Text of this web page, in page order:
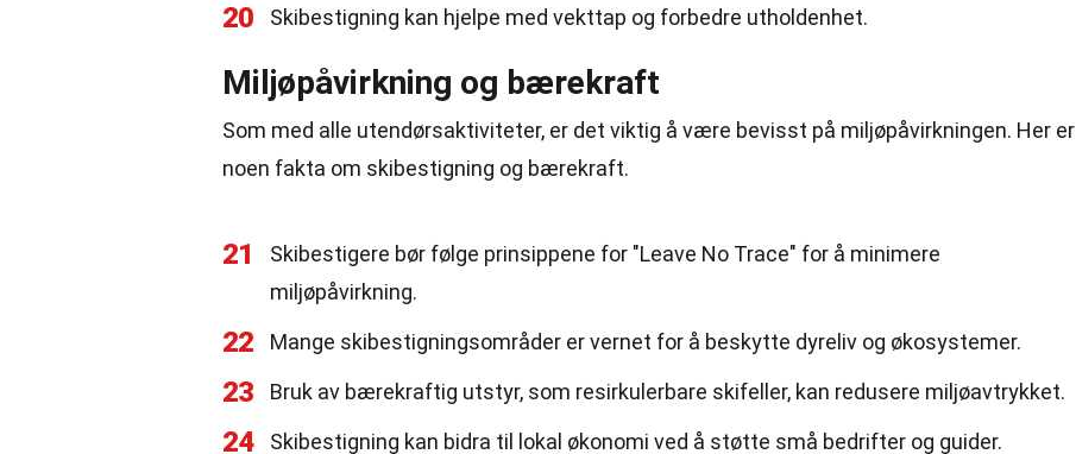
20 Skibestigning kan hjelpe med vekttap og forbedre utholdenhet.
Miljøpåvirkning og bærekraft
Som med alle utendørsaktiviteter, er det viktig å være bevisst på miljøpåvirkningen. Her er
noen fakta om skibestigning og bærekraft.
21
Skibestigere bør følge prinsippene for "Leave No Trace" for å minimere
miljøpåvirkning.
22 Mange skibestigningsområder er vernet for å beskytte dyreliv og økosystemer.
23 Bruk av bærekraftig utstyr, som resirkulerbare skifeller, kan redusere miljøavtrykket.
24 Skibestigning kan bidra til lokal økonomi ved å støtte små bedrifter og guider.